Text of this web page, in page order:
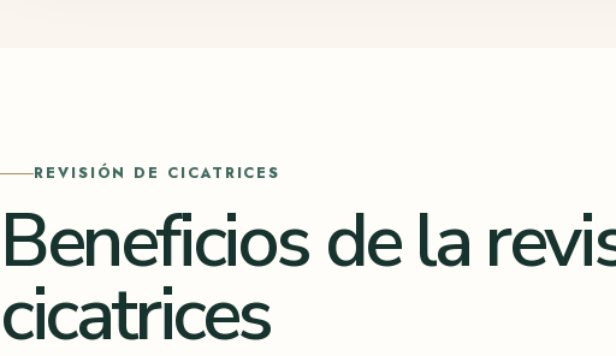
REVISIÓN DE CICATRICES
Beneficios de la
cicatrices